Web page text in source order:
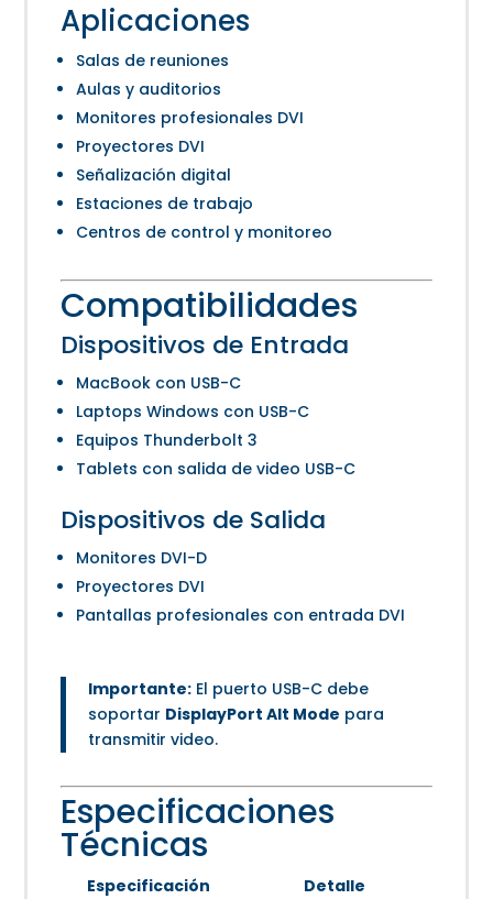
Aplicaciones
Salas de reuniones
Aulas y auditorios
Monitores profesionales DVI
Proyectores DVI
Señalización digital
Estaciones de trabajo
Centros de control y monitoreo
Compatibilidades
Dispositivos de Entrada
MacBook con USB-C
Laptops Windows con USB-C
Equipos Thunderbolt 3
Tablets con salida de video USB-C
Dispositivos de Salida
Monitores DVI-D
Proyectores DVI
Pantallas profesionales con entrada DVI
Importante: El puerto USB-C debe
soportar DisplayPort Alt Mode para
transmitir video.
Especificaciones
Técnicas
Especificación
Detalle